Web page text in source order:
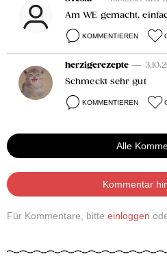
Am WE gemacht,
KOMMENTIEREN
herzigerezepte —
Schmeckt sehr gut
KOMMENTIEREN
Alle
Kommentar
Für Kommentare, bitte einloggen